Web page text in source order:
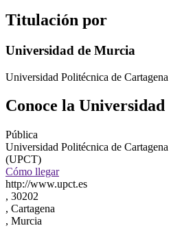
Titulación por
Universidad de Murcia
Universidad Politécnica de Cartagena
Conoce la Universidad
Pública
Universidad Politécnica de Cartagena
(UPCT)
Cómo llegar
http://www.upct.es
, 30202
, Cartagena
, Murcia